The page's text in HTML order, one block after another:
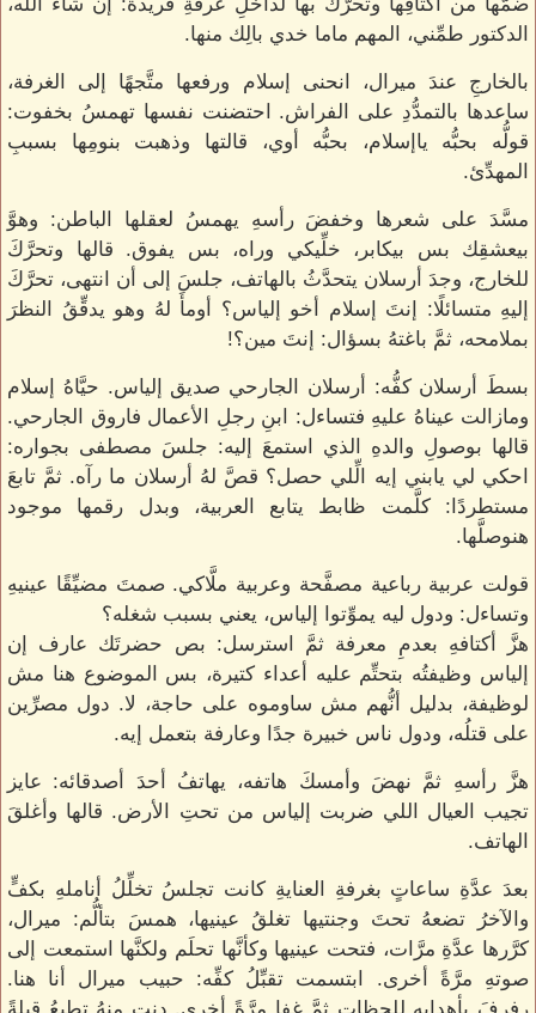
الدكتور طمِّني، المهم ماما خدي بالِك منها.
بالخارجِ عندَ ميرال، انحنى إسلام ورفعها متَّجهًا إلى الغرفة،
ساعدها بالتمدُّدِ على الفراش. احتضنت نفسها تهمسُ بخفوت:
قولُّه بحبُّه ياإسلام، بحبُّه أوي، قالتها وذهبت بنومِها بسببِ
المهدِّئ.
مسَّدَ على شعرها وخفضَ رأسهِ يهمسُ لعقلها الباطن: وهوَّ
بيعشقِك بس بيكابر، خلِّيكي وراه، بس يفوق. قالها وتحرَّكَ
للخارج، وجدَ أرسلان يتحدَّثُ بالهاتف، جلسَ إلى أن انتهى، تحرَّكَ
إليهِ متسائلًا: إنتَ إسلام أخو إلياس؟ أومأَ لهُ وهو يدقِّقُ النظرَ
بملامحه، ثمَّ باغتهُ بسؤال: إنتَ مين؟!
بسطَ أرسلان كفُّه: أرسلان الجارحي صديق إلياس. حيَّاهُ إسلام
ومازالت عيناهُ عليهِ فتساءل: ابنِ رجلِ الأعمال فاروق الجارحي.
قالها بوصولِ والدهِ الذي استمعَ إليه: جلسَ مصطفى بجواره:
احكي لي يابني إيه الِّلي حصل؟ قصَّ لهُ أرسلان ما رآه. ثمَّ تابعَ
مستطردًا: كلَّمت ظابط يتابع العربية، وبدل رقمها موجود
هنوصلَّها.
قولت عربية رباعية مصفَّحة وعربية ملَّاكي. صمتَ مضيِّقًا عينيهِ
وتساءل: ودول ليه يموِّتوا إلياس، يعني بسبب شغله؟
هزَّ أكتافهِ بعدمِ معرفة ثمَّ استرسل: بص حضرتَك عارف إن
إلياس وظيفتُه بتحتِّم عليه أعداء كتيرة، بس الموضوع هنا مش
لوظيفة، بدليل أنُّهم مش ساوموه على حاجة، لا. دول مصرِّين
على قتلُه، ودول ناس خبيرة جدًا وعارفة بتعمل إيه.
هزَّ رأسهِ ثمَّ نهضَ وأمسكَ هاتفه، يهاتفُ أحدَ أصدقائه: عايز
تجيب العيال اللي ضربت إلياس من تحتِ الأرض. قالها وأغلقَ
الهاتف.
بعدَ عدَّةِ ساعاتٍ بغرفةِ العنايةِ كانت تجلسُ تخلِّلُ أناملهِ بكفٍّ
والآخرُ تضعهُ تحتَ وجنتيها تغلقُ عينيها، همسَ بتألُّم: ميرال،
كرَّرها عدَّةِ مرَّات، فتحت عينيها وكأنَّها تحلَم ولكنَّها استمعت إلى
صوتهِ مرَّةً أخرى. ابتسمت تقبِّلُ كفِّه: حبيب ميرال أنا هنا.